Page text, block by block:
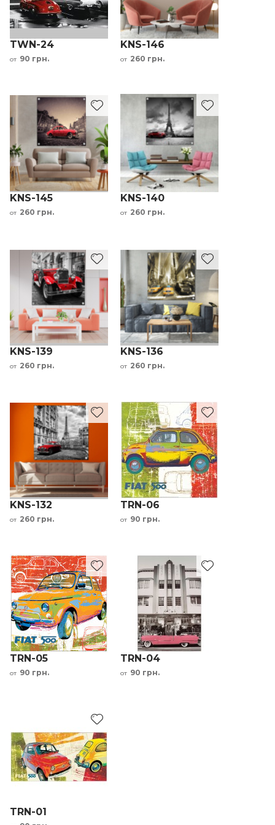
TWN-24
от 90 грн.
KNS-146
от 260 грн.
KNS-145
от 260 грн.
KNS-140
от 260 грн.
KNS-139
от 260 грн.
KNS-136
от 260 грн.
KNS-132
от 260 грн.
TRN-06
от 90 грн.
TRN-05
от 90 грн.
TRN-04
от 90 грн.
TRN-01